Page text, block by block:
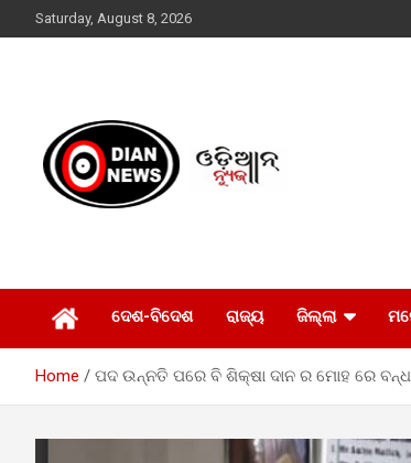
to
Saturday, August 8, 2026
ଦେଶ-ବିଦେଶ ରାଜ୍ୟ ଜିଲ୍ଲା
Home ପଦ ଉନ୍ନତି ପରେ ବି ଶିକ୍ଷା ଦାନ ର ମୋହ ରେ